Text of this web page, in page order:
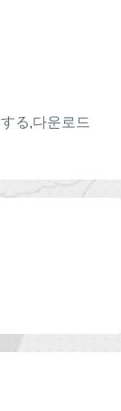
る,다운로드